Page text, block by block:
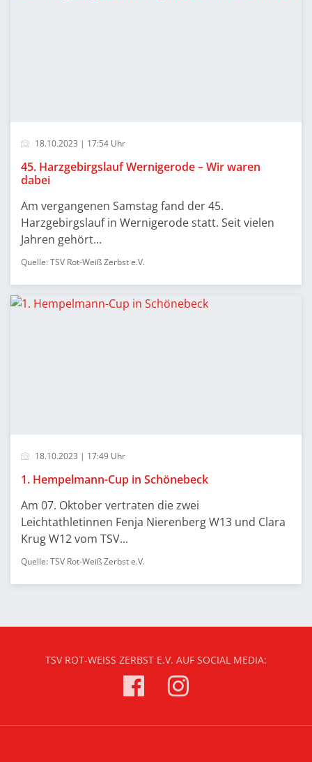
18.10.2023 | 17:54 Uhr
45. Harzgebirgslauf Wernigerode – Wir waren
dabei
Am vergangenen Samstag fand der 45.
Harzgebirgslauf in Wernigerode statt. Seit vielen
Jahren gehört...
Quelle: TSV Rot-Weiß Zerbst e.V.
18.10.2023 | 17:49 Uhr
1. Hempelmann-Cup in Schönebeck
Am 07. Oktober vertraten die zwei
Leichtathletinnen Fenja Nierenberg W13 und Clara
Krug W12 vom TSV...
Quelle: TSV Rot-Weiß Zerbst e.V.
TSV ROT-WEISS ZERBST E.V. AUF SOCIAL MEDIA: